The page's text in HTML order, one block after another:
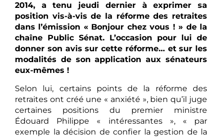
2014, a tenu jeudi dernier à exprimer sa
position vis-à-vis de la réforme des retraites
dans l’émission « Bonjour chez vous ! » de la
chaîne Public Sénat. L’occasion pour lui de
donner son avis sur cette réforme… et sur les
modalités de son application aux sénateurs
eux-mêmes !
Selon lui, certains points de la réforme des
retraites ont créé une « anxiété », bien qu’il juge
certaines positions du premier ministre
Édouard Philippe « intéressantes », « par
exemple la décision de confier la gestion de la